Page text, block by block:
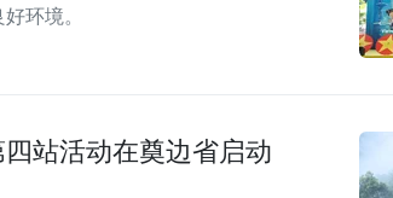
环境。
站活动在奠边省启动